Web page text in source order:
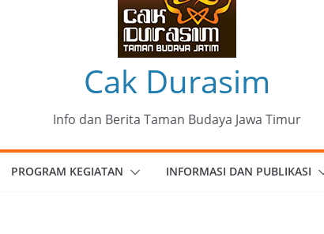
Patria Seni Rupa Kota Blitar :
Menjadi Mantra Perlawanan
Cak Durasim
Info dan Berita Taman Budaya Jawa Timur
PROGRAM KEGIATAN INFORMASI DAN PUBLIKASI